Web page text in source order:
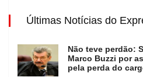
Últimas Notícias do
Não teve perdão:
Marco Buzzi por
pela perda do